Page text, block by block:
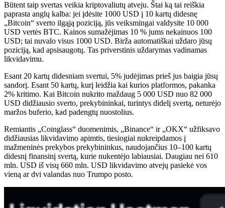
Būtent taip svertas veikia kriptovaliutų atveju. Štai ką tai reiškia
paprasta anglų kalba: jei įdėsite 1000 USD į 10 kartų didesnę
„Bitcoin“ sverto ilgąją poziciją, jūs veiksmingai valdysite 10 000
USD vertės BTC. Kainos sumažėjimas 10 % jums nekainuos 100
USD; tai nuvalo visus 1000 USD. Birža automatiškai uždaro jūsų
poziciją, kad apsisaugotų. Tas priverstinis uždarymas vadinamas
likvidavimu.
Esant 20 kartų didesniam svertui, 5% judėjimas prieš jus baigia jūsų
sandorį. Esant 50 kartų, kurį leidžia kai kurios platformos, pakanka
2% kritimo. Kai Bitcoin nukrito maždaug 5 000 USD nuo 82 000
USD didžiausio sverto, prekybininkai, turintys didelį svertą, neturėjo
maržos buferio, kad padengtų nuostolius.
Remiantis „Coinglass“ duomenimis, „Binance“ ir „OKX“ užfiksavo
didžiausias likvidavimo apimtis, tiesiogiai nukreipdamos į
mažmeninės prekybos prekybininkus, naudojančius 10–100 kartų
didesnį finansinį svertą, kurie nukentėjo labiausiai. Daugiau nei 610
mln. USD iš visų 660 mln. USD likvidavimo atvejų pasiekė vos
vieną ar dvi valandas nuo Trumpo posto.